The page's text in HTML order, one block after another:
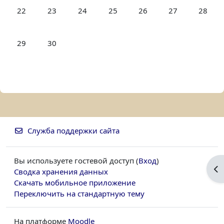
Нет событий, понедельник 22 июня
22 Нет событий, вторник 23 июня
23 Нет событий, среда 24 июня
24 Нет событий, четверг 25 июня
25 Нет событий, пятница
26 Нет событий,
27 Нет
28
Нет событий, понедельник 29 июня
29 Нет событий, вторник 30 июня
30
Служба поддержки сайта
Вы используете гостевой доступ (Вход)
Сводка хранения данных
Скачать мобильное приложение
Переключить на стандартную тему
На платформе Moodle